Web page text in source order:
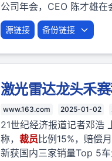
公司年会，CEO 陈才雄
源链接 备份链接
激光雷达龙头禾
www.163.com 2025-01-02
21世纪经济报道记者邓浩
称， 裁员 比例15%，赔偿
新获国内三家销量Top 5